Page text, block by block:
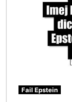
Fail Epstein